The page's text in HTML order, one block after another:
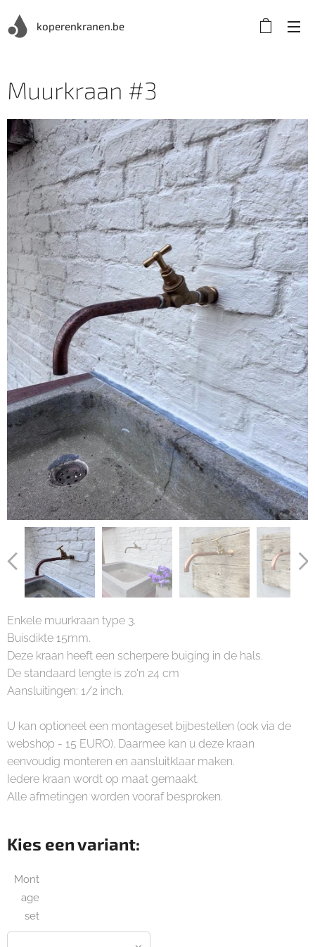
koperenkranen.be
Muurkraan #3
Enkele muurkraan type 3.
Buisdikte 15mm.
Deze kraan heeft een scherpere buiging in de hals.
De standaard lengte is zo'n 24 cm
Aansluitingen: 1/2 inch.
U kan optioneel een montageset bijbestellen (ook via de
webshop - 15 EURO). Daarmee kan u deze kraan
eenvoudig monteren en aansluitklaar maken.
Iedere kraan wordt op maat gemaakt.
Alle afmetingen worden vooraf besproken.
Kies een variant:
Mont
age
set